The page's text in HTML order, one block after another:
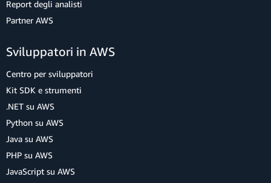
Report degli analisti
Partner AWS
Sviluppatori in AWS
Centro per sviluppatori
Kit SDK e strumenti
.NET su AWS
Python su AWS
Java su AWS
PHP su AWS
JavaScript su AWS